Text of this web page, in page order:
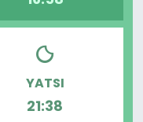
YATSI
21:38